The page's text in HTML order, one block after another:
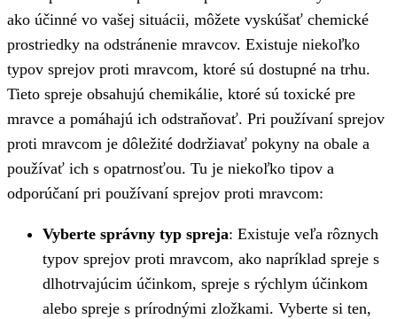
ako účinné vo vašej situácii, môžete vyskúšať chemické
prostriedky na odstránenie mravcov. Existuje niekoľko
typov sprejov proti mravcom, ktoré sú dostupné na trhu.
Tieto spreje obsahujú chemikálie, ktoré sú toxické pre
mravce a pomáhajú ich odstraňovať. Pri používaní sprejov
proti mravcom je dôležité dodržiavať pokyny na obale a
používať ich s opatrnosťou. Tu je niekoľko tipov a
odporúčaní pri používaní sprejov proti mravcom:
Vyberte správny typ spreja: Existuje veľa rôznych
typov sprejov proti mravcom, ako napríklad spreje s
dlhotrvajúcim účinkom, spreje s rýchlym účinkom
alebo spreje s prírodnými zložkami. Vyberte si ten,